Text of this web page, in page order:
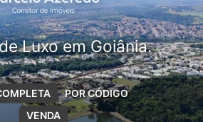
Luxo em Goiânia.
VENDA
POR CÓDIGO